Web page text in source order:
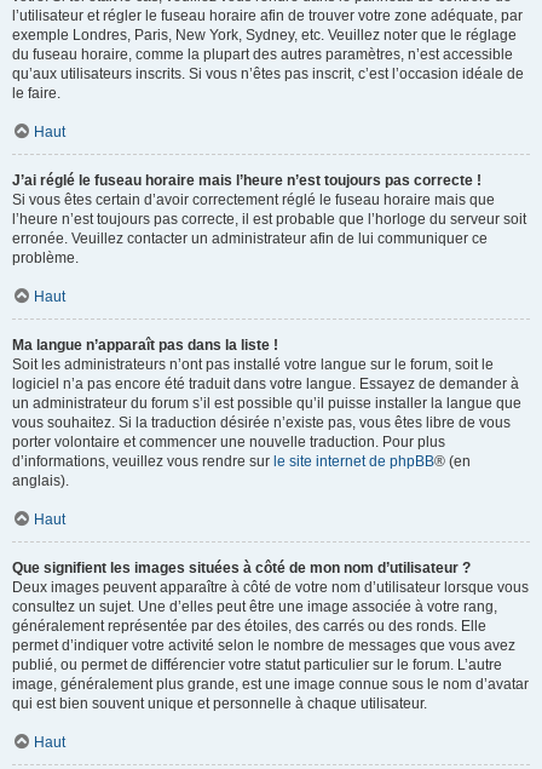
l’utilisateur et régler le fuseau horaire afin de trouver votre zone adéquate, par
exemple Londres, Paris, New York, Sydney, etc. Veuillez noter que le réglage
du fuseau horaire, comme la plupart des autres paramètres, n’est accessible
qu’aux utilisateurs inscrits. Si vous n’êtes pas inscrit, c’est l’occasion idéale de
le faire.
Haut
J’ai réglé le fuseau horaire mais l’heure n’est toujours pas correcte !
Si vous êtes certain d’avoir correctement réglé le fuseau horaire mais que
l’heure n’est toujours pas correcte, il est probable que l’horloge du serveur soit
erronée. Veuillez contacter un administrateur afin de lui communiquer ce
problème.
Haut
Ma langue n’apparaît pas dans la liste !
Soit les administrateurs n’ont pas installé votre langue sur le forum, soit le
logiciel n’a pas encore été traduit dans votre langue. Essayez de demander à
un administrateur du forum s’il est possible qu’il puisse installer la langue que
vous souhaitez. Si la traduction désirée n’existe pas, vous êtes libre de vous
porter volontaire et commencer une nouvelle traduction. Pour plus
d’informations, veuillez vous rendre sur le site internet de phpBB® (en
anglais).
Haut
Que signifient les images situées à côté de mon nom d’utilisateur ?
Deux images peuvent apparaître à côté de votre nom d’utilisateur lorsque vous
consultez un sujet. Une d’elles peut être une image associée à votre rang,
généralement représentée par des étoiles, des carrés ou des ronds. Elle
permet d’indiquer votre activité selon le nombre de messages que vous avez
publié, ou permet de différencier votre statut particulier sur le forum. L’autre
image, généralement plus grande, est une image connue sous le nom d’avatar
qui est bien souvent unique et personnelle à chaque utilisateur.
Haut